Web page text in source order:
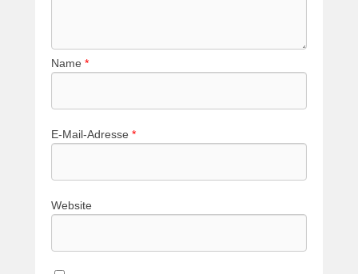
Name *
E-Mail-Adresse *
Website